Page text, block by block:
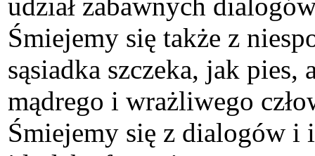
Śmiejemy się także z
sąsiadka szczeka, jak
mądrego i wrażliwego
Śmiejemy się z dialogów i